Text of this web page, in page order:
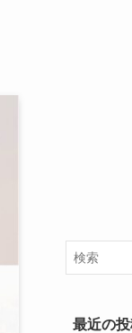
最近の